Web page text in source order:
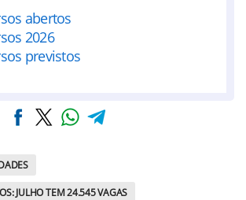
abertos
2026
previstos
JULHO TEM 24.545 VAGAS